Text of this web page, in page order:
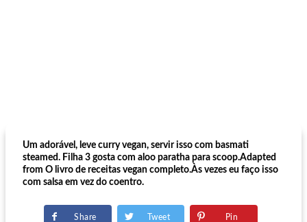
Um adorável, leve curry vegan, servir isso com basmati
steamed. Filha 3 gosta com aloo paratha para scoop.Adapted
from O livro de receitas vegan completo.Às vezes eu faço isso
com salsa em vez do coentro.
Share Tweet Pin